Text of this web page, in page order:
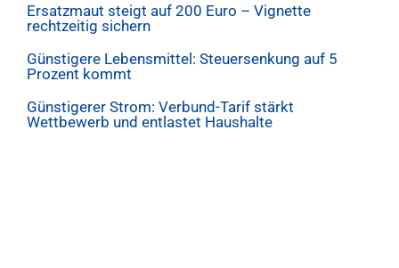
Ersatzmaut steigt auf 200 Euro – Vignette
rechtzeitig sichern
Günstigere Lebensmittel: Steuersenkung auf 5
Prozent kommt
Günstigerer Strom: Verbund-Tarif stärkt
Wettbewerb und entlastet Haushalte